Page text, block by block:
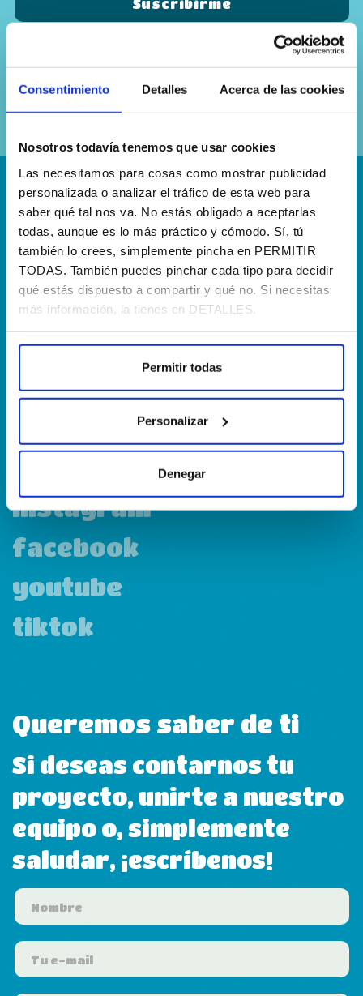
Consentimiento Detalles Acerca de las cookies
Nosotros todavía tenemos que usar cookies
Las necesitamos para cosas como mostrar publicidad
personalizada o analizar el tráfico de esta web para
saber qué tal nos va. No estás obligado a aceptarlas
todas, aunque es lo más práctico y cómodo. Sí, tú
también lo crees, simplemente pincha en PERMITIR
TODAS. También puedes pinchar cada tipo para decidir
qué estás dispuesto a compartir y qué no. Si necesitas
más información, la tienes en DETALLES.
Permitir todas
Personalizar
Denegar
política de
¡Escríbenos!
hola@agenciapisto.com
¿Hablamos?!
(+34) 910 40 46 33
¿Dónde estamos?
Calle Francia, 13 Local 12 28971 Griñón MADRID
instagram
facebook
youtube
tiktok
Queremos saber de ti
Si deseas contarnos tu
proyecto, unirte a nuestro
equipo o, simplemente
saludar, ¡escríbenos!